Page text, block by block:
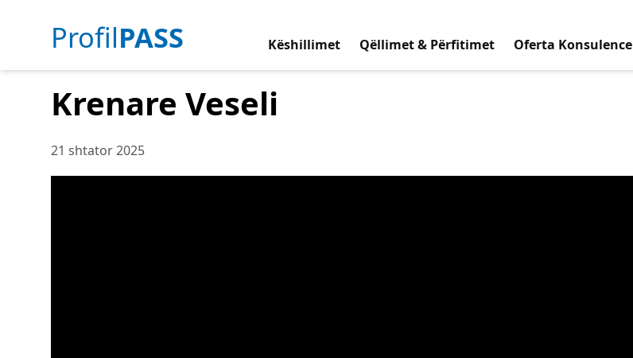
ProfilPASS
Këshillimet
Qëllimet & Përfitimet Oferta Konsulence
Krenare Veseli
21 shtator 2025